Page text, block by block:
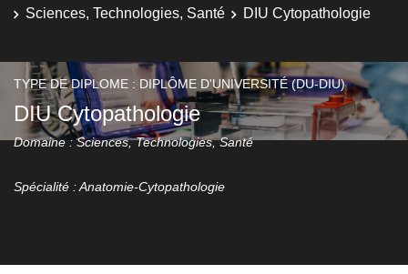
Sciences, Technologies, Santé
DIU Cytopathologie
TYPE DE DIPLOME : DIPLÔME D'UNIVERSITÉ (DU-DIU)
DIU Cytopathologie
Domaine : Sciences, Technologies, Santé
Spécialité : Anatomie-Cytopathologie